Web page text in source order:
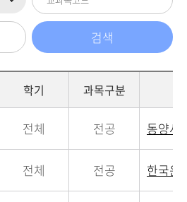
학기 과목구분
전체 전공 동양사
전체 전공 한국윤